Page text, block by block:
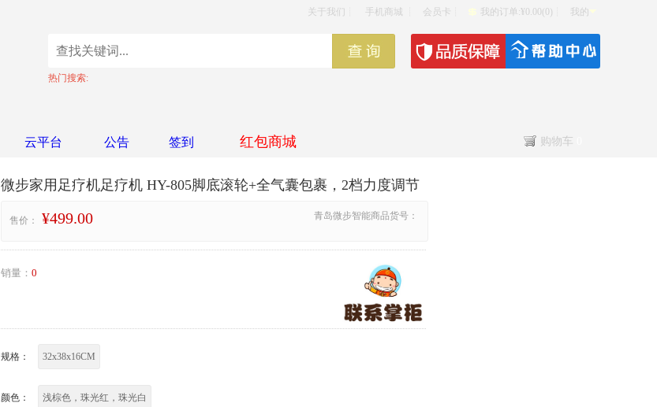
关于我们 手机商城 会员卡 我的订单:¥0.00(0) 我的
热门搜索:
云平台 公告 签到 红包商城 购物车
微步家用足疗机足疗机 HY-805脚底滚轮+全气囊包裹，2档力度调节
售价： ¥499.00 青岛微步智能商品货号：
销量： 0
规格： 32x38x16CM
颜色： 浅棕色，珠光红，珠光白